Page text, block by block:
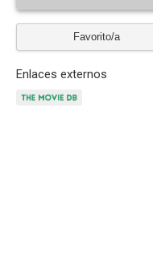
Favorito/a
Enlaces externos